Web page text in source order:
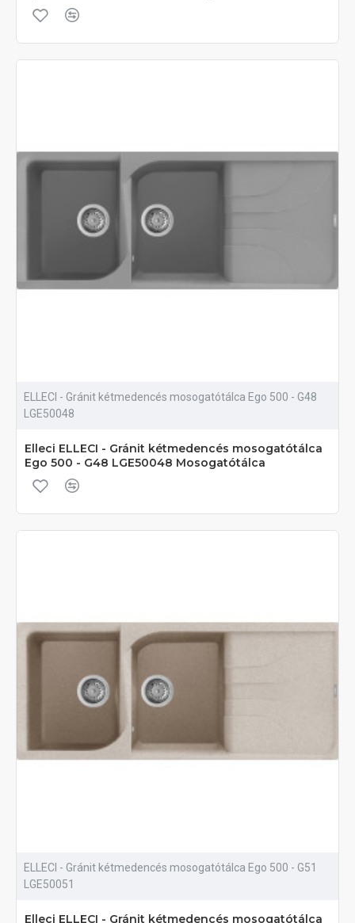
ELLECI - Gránit kétmedencés mosogatótálca Ego 500 - G48
LGE50048
Elleci ELLECI - Gránit kétmedencés mosogatótálca
Ego 500 - G48 LGE50048 Mosogatótálca
ELLECI - Gránit kétmedencés mosogatótálca Ego 500 - G51
LGE50051
Elleci ELLECI - Gránit kétmedencés mosogatótálca